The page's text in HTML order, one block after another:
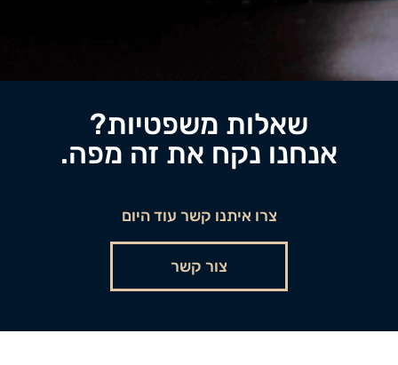
שאלות משפטיות?
אנחנו נקח את זה מפה.
צרו איתנו קשר עוד היום
צור קשר